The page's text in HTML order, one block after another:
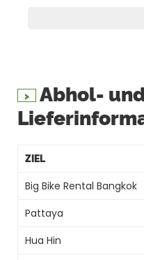
Abhol-
ZIEL
Big Bike Rental Bangkok
Pattaya
Hua Hin